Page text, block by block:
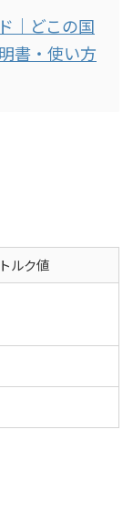
｜どこの国
書・使い方
トルク値